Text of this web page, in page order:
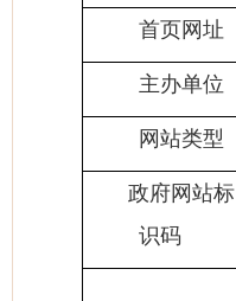
首页网址
主办单位
网站类型
政府网站标
识码